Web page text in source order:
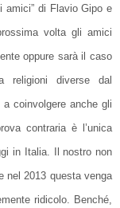
amici” di Flavio Gipo e
volta gli amici
oppure sarà il caso
religioni diverse dal
coinvolgere anche gli
contraria è l’unica
in Italia. Il nostro non
nel 2013 questa venga
ridicolo. Benché,